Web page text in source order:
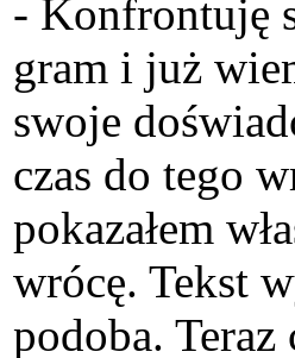
- Konfrontuję
gram i już
swoje
czas do tego
pokazałem
wrócę. Tekst
podoba.